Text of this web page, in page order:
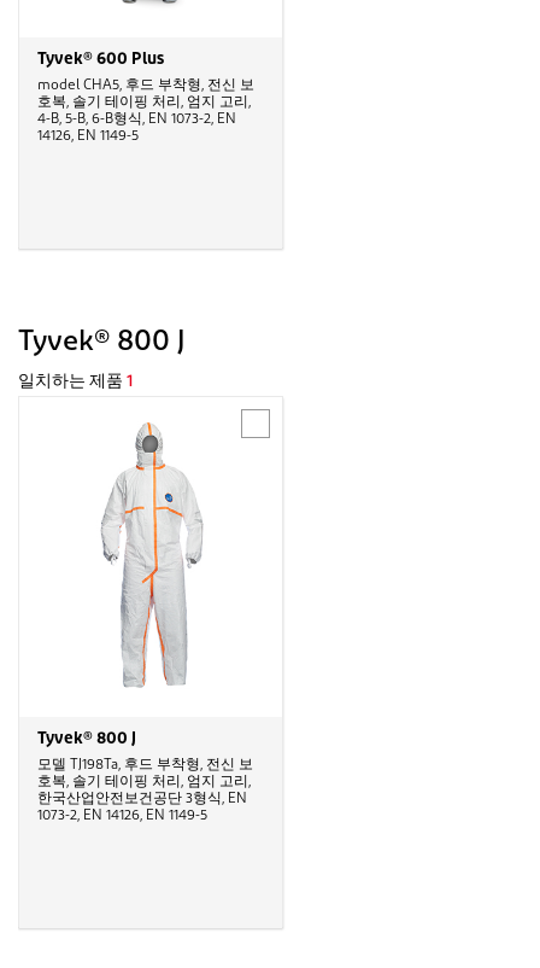
Tyvek® 600 Plus
model CHA5, 후드 부착형, 전신 보
호복, 솔기 테이핑 처리, 엄지 고리,
4-B, 5-B, 6-B형식, EN 1073-2, EN
14126, EN 1149-5
Tyvek® 800 J
일치하는 제품 1
Tyvek® 800 J
모델 TJ198Ta, 후드 부착형, 전신 보
호복, 솔기 테이핑 처리, 엄지 고리,
한국산업안전보건공단 3형식, EN
1073-2, EN 14126, EN 1149-5